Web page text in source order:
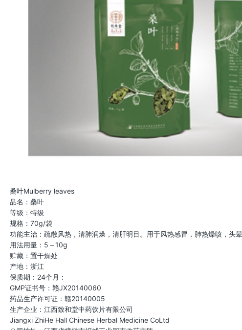
桑叶Mulberry leaves
品名：桑叶
等级：特级
规格：70g/袋
功能主治：疏散风热，清肺润燥，清肝明目。用于风热感冒，肺热燥咳，头
用法用量：5～10g
贮藏：置干燥处
产地：浙江
保质期：24个月：
GMP证书号：赣JX20140060
药品生产许可证：赣20140005
生产企业：江西致和堂中药饮片有限公司
Jiangxi ZhiHe Hall Chinese Herbal Medicine CoLtd